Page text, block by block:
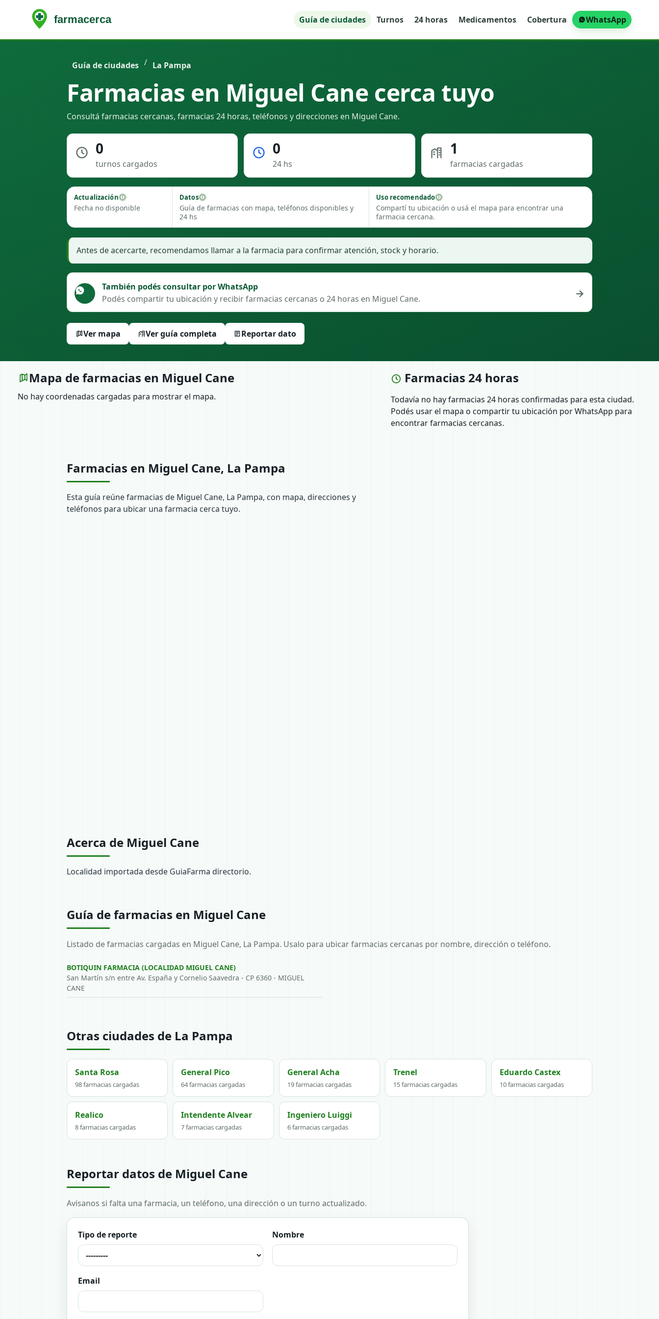
Guía de ciudades Turnos 24 horas Medicamentos Cobertura WhatsApp
Guía de ciudades / La Pampa
Farmacias en Miguel Cane cerca tuyo
Consultá farmacias cercanas, farmacias 24 horas, teléfonos y direcciones en Miguel Cane.
0
turnos cargados
0
24 hs
1
farmacias cargadas
Actualización
Fecha no disponible
Datos
Guía de farmacias con mapa, teléfonos disponibles y
24 hs
Uso recomendado
Compartí tu ubicación o usá el mapa para encontrar una
farmacia cercana.
Antes de acercarte, recomendamos llamar a la farmacia para confirmar atención, stock y horario.
También podés consultar por WhatsApp
Podés compartir tu ubicación y recibir farmacias cercanas o 24 horas en Miguel Cane.
→
Ver mapa Ver guía completa Reportar dato
Mapa de farmacias en Miguel Cane
No hay coordenadas cargadas para mostrar el mapa.
Farmacias 24 horas
Todavía no hay farmacias 24 horas confirmadas para esta ciudad.
Podés usar el mapa o compartir tu ubicación por WhatsApp para
encontrar farmacias cercanas.
Farmacias en Miguel Cane, La Pampa
Esta guía reúne farmacias de Miguel Cane, La Pampa, con mapa, direcciones y
teléfonos para ubicar una farmacia cerca tuyo.
Acerca de Miguel Cane
Localidad importada desde GuiaFarma directorio.
Guía de farmacias en Miguel Cane
Listado de farmacias cargadas en Miguel Cane, La Pampa. Usalo para ubicar farmacias cercanas por nombre, dirección o teléfono.
BOTIQUIN FARMACIA (LOCALIDAD MIGUEL CANE)
San Martín s/n entre Av. España y Cornelio Saavedra - CP 6360 - MIGUEL
CANE
Otras ciudades de La Pampa
Santa Rosa
98 farmacias cargadas
General Pico
64 farmacias cargadas
General Acha
19 farmacias cargadas
Trenel
15 farmacias cargadas
Eduardo Castex
10 farmacias cargadas
Realico
8 farmacias cargadas
Intendente Alvear
7 farmacias cargadas
Ingeniero Luiggi
6 farmacias cargadas
Reportar datos de Miguel Cane
Avisanos si falta una farmacia, un teléfono, una dirección o un turno actualizado.
Tipo de reporte Nombre
Email